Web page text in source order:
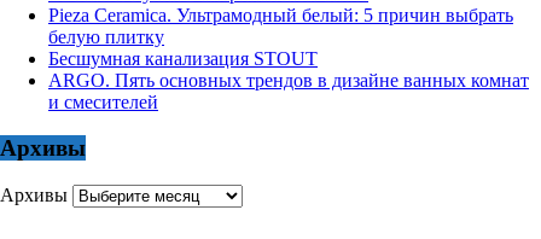
Pieza Ceramica. Ультрамодный белый: 5 причин выбрать
белую плитку
Бесшумная канализация STOUT
ARGO. Пять основных трендов в дизайне ванных комнат
и смесителей
Архивы
Архивы